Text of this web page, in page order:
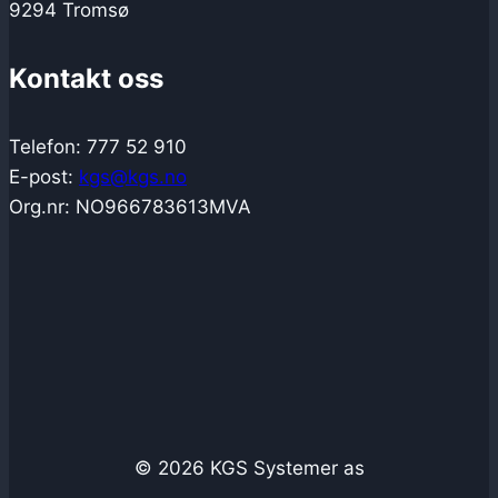
9294 Tromsø
Kontakt oss
Telefon: 777 52 910
E-post: kgs@kgs.no
Org.nr: NO966783613MVA
© 2026 KGS Systemer as